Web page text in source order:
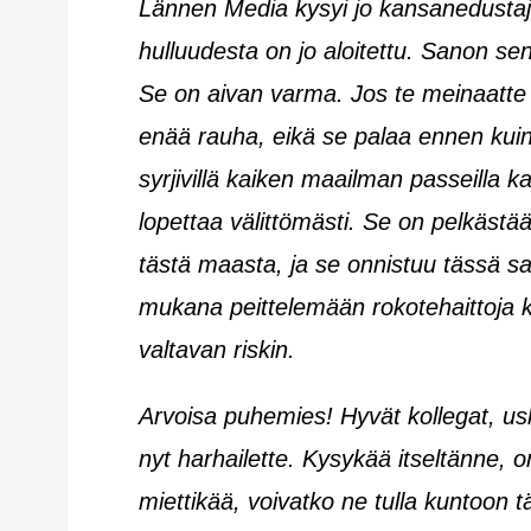
Lännen Media kysyi jo
hulluudesta on jo aloitettu. Sanon
Se on aivan varma. Jos te
enää rauha, eikä se palaa ennen
syrjivillä kaiken maailman passeilla
lopettaa välittömästi. Se on
tästä maasta, ja se onnistuu tässä
mukana peittelemään rokotehaittoja
valtavan riskin.
Arvoisa puhemies! Hyvät kollegat,
nyt harhailette. Kysykää itseltänne,
miettikää, voivatko ne tulla kuntoon